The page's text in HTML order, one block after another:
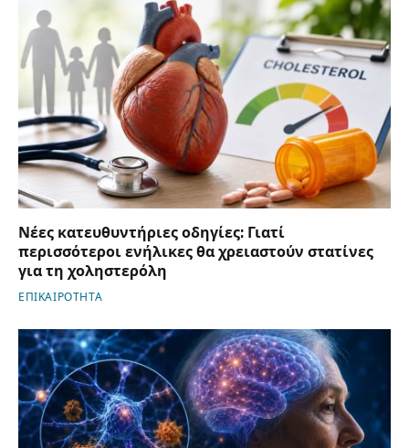
Νέες κατευθυντήριες οδηγίες: Γιατί
περισσότεροι ενήλικες θα χρειαστούν στατίνες
για τη χοληστερόλη
ΕΠΙΚΑΙΡΟΤΗΤΑ